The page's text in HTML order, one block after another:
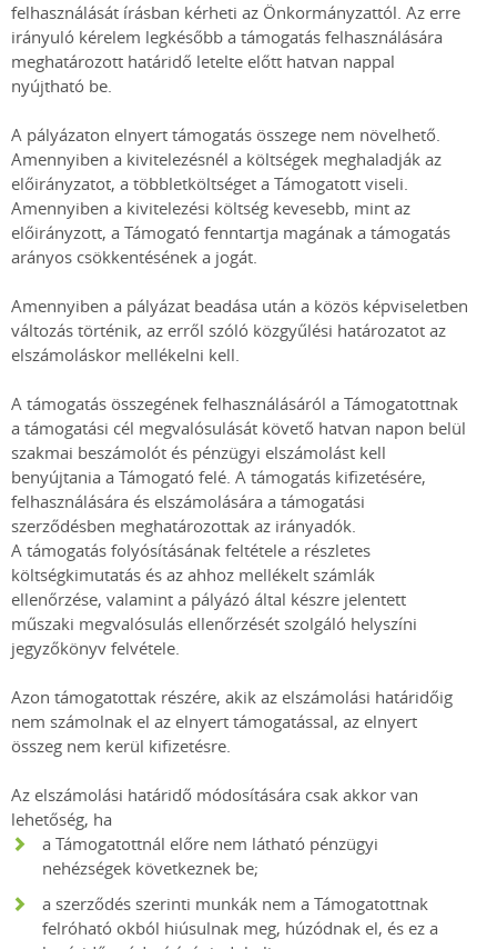
felhasználását írásban kérheti az Önkormányzattól. Az erre
irányuló kérelem legkésőbb a támogatás felhasználására
meghatározott határidő letelte előtt hatvan nappal
nyújtható be.
A pályázaton elnyert támogatás összege nem növelhető.
Amennyiben a kivitelezésnél a költségek meghaladják az
előirányzatot, a többletköltséget a Támogatott viseli.
Amennyiben a kivitelezési költség kevesebb, mint az
előirányzott, a Támogató fenntartja magának a támogatás
arányos csökkentésének a jogát.
Amennyiben a pályázat beadása után a közös képviseletben
változás történik, az erről szóló közgyűlési határozatot az
elszámoláskor mellékelni kell.
A támogatás összegének felhasználásáról a Támogatottnak
a támogatási cél megvalósulását követő hatvan napon belül
szakmai beszámolót és pénzügyi elszámolást kell
benyújtania a Támogató felé. A támogatás kifizetésére,
felhasználására és elszámolására a támogatási
szerződésben meghatározottak az irányadók.
A támogatás folyósításának feltétele a részletes
költségkimutatás és az ahhoz mellékelt számlák
ellenőrzése, valamint a pályázó által készre jelentett
műszaki megvalósulás ellenőrzését szolgáló helyszíni
jegyzőkönyv felvétele.
Azon támogatottak részére, akik az elszámolási határidőig
nem számolnak el az elnyert támogatással, az elnyert
összeg nem kerül kifizetésre.
Az elszámolási határidő módosítására csak akkor van
lehetőség, ha
a Támogatottnál előre nem látható pénzügyi
nehézségek következnek be;
a szerződés szerinti munkák nem a Támogatottnak
felróható okból hiúsulnak meg, húzódnak el, és ez a